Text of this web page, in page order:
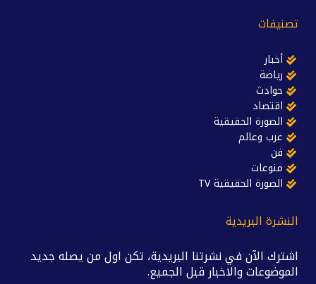
تصنيفات
أخبار
رياضة
حوادث
اقتصاد
الصورة الحقيقية
عرب وعالم
فن
منوعات
الصورة الحقيقية TV
النشرة البريدية
اشترك الآن في نشرتنا البريدية، تكن اول من يصله جديد
الموضوعات والاخبار قبل الجميع.